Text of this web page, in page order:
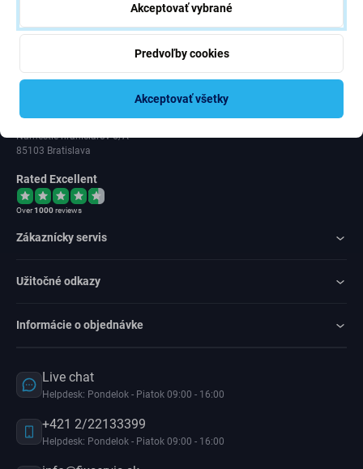
ID: 47 019 948
Námestie hraničiarov 6/A
85103 Bratislava
Rated Excellent
Over1000reviews
Zákaznícky servis
Užitočné odkazy
Informácie o objednávke
Live chat
Helpdesk: Pondelok - Piatok 09:00 - 16:00
+421 2/22133399
Helpdesk: Pondelok - Piatok 09:00 - 16:00
Akceptovať vybrané
Predvoľby cookies
Akceptovať všetky